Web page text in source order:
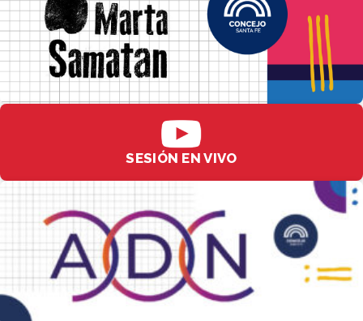
SESIÓN EN VIVO